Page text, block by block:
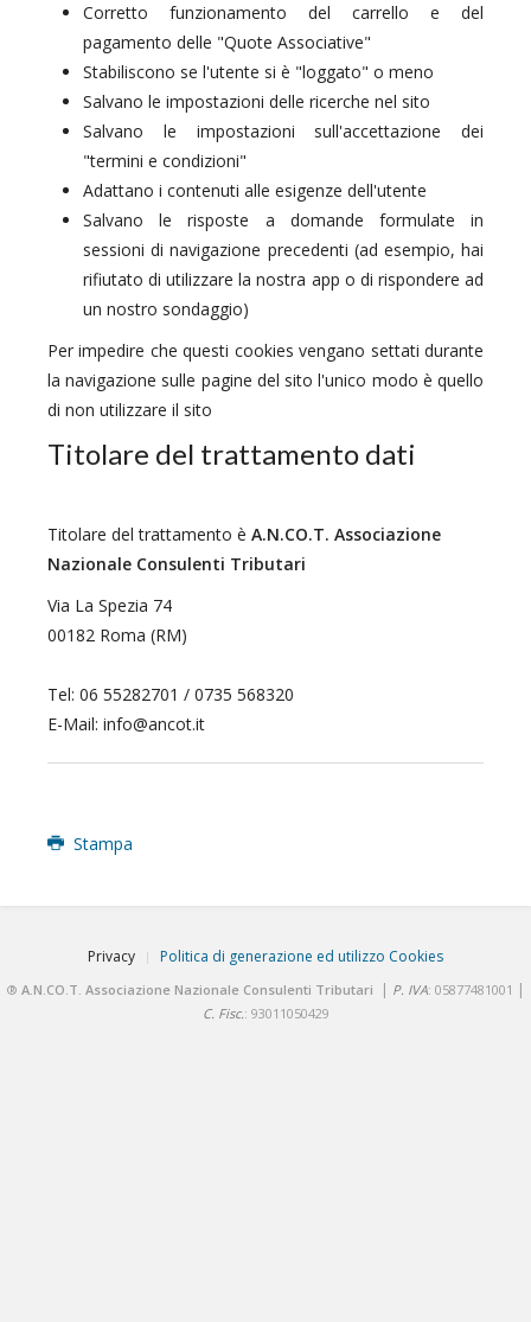
Corretto funzionamento del carrello e del
pagamento delle "Quote Associative"
Stabiliscono se l'utente si è "loggato" o meno
Salvano le impostazioni delle ricerche nel sito
Salvano le impostazioni sull'accettazione dei
"termini e condizioni"
Adattano i contenuti alle esigenze dell'utente
Salvano le risposte a domande formulate in
sessioni di navigazione precedenti (ad esempio, hai
rifiutato di utilizzare la nostra app o di rispondere ad
un nostro sondaggio)
Per impedire che questi cookies vengano settati durante
la navigazione sulle pagine del sito l'unico modo è quello
di non utilizzare il sito
Titolare del trattamento dati
Titolare del trattamento è A.N.CO.T. Associazione
Nazionale Consulenti Tributari
Via La Spezia 74
00182 Roma (RM)
Tel: 06 55282701 / 0735 568320
E-Mail: info@ancot.it
Stampa
Privacy Politica di generazione ed utilizzo Cookies
® A.N.CO.T. Associazione Nazionale Consulenti Tributari | P. IVA: 05877481001 |
C. Fisc.: 93011050429